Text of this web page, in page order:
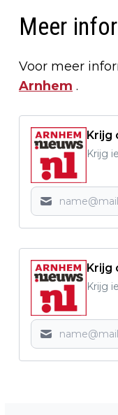
Meer
Voor meer
Arnhem .
Krijg
Krijg
Krijg
Krijg